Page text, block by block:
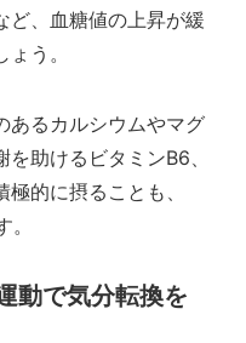
ど、血糖値の上昇が緩
う。
あるカルシウムやマグ
助けるビタミンB6、
的に摂ることも、
動で気分転換を